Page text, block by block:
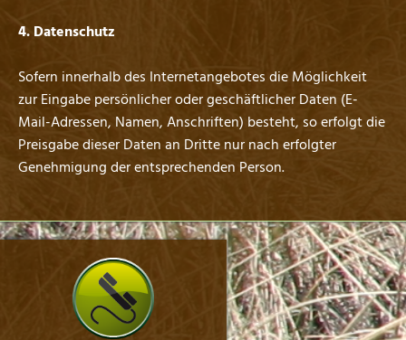
4. Datenschutz
Sofern innerhalb des Internetangebotes die Möglichkeit
zur Eingabe persönlicher oder geschäftlicher Daten (E-
Mail-Adressen, Namen, Anschriften) besteht, so erfolgt die
Preisgabe dieser Daten an Dritte nur nach erfolgter
Genehmigung der entsprechenden Person.